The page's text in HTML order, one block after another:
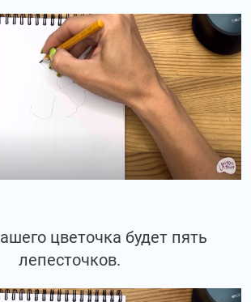
цветочка будет пять
лепесточков.